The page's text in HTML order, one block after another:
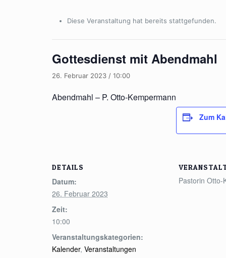
Diese Veranstaltung hat bereits stattgefunden.
Gottesdienst mit Abendmahl
26. Februar 2023 / 10:00
Abendmahl – P. Otto-Kempermann
Zum
DETAILS
Datum:
26. Februar 2023
Zeit:
10:00
Veranstaltungskategorien:
Kalender, Veranstaltungen
Pastorin Otto-